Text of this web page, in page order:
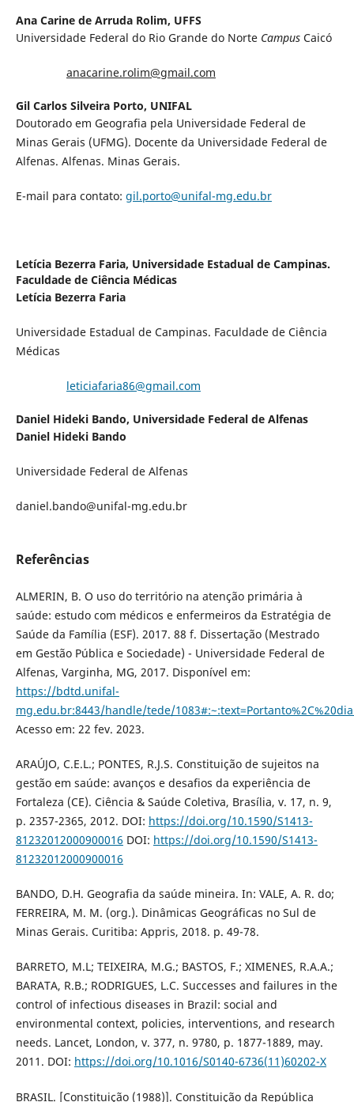
Ana Carine de Arruda Rolim, UFFS
Universidade Federal do Rio Grande do Norte CampusCaicó
anacarine.rolim@gmail.com
Gil Carlos Silveira Porto, UNIFAL
Doutorado em Geografia pela Universidade Federal de
Minas Gerais (UFMG). Docente da Universidade Federal de
Alfenas. Alfenas. Minas Gerais.
E-mail para contato: gil.porto@unifal-mg.edu.br
Letícia Bezerra Faria, Universidade Estadual de Campinas.
Faculdade de Ciência Médicas
Letícia Bezerra Faria
Universidade Estadual de Campinas. Faculdade de Ciência
Médicas
leticiafaria86@gmail.com
Daniel Hideki Bando, Universidade Federal de Alfenas
Daniel Hideki Bando
Universidade Federal de Alfenas
daniel.bando@unifal-mg.edu.br
Referências
ALMERIN, B. O uso do território na atenção primária à
saúde: estudo com médicos e enfermeiros da Estratégia de
Saúde da Família (ESF). 2017. 88 f. Dissertação (Mestrado
em Gestão Pública e Sociedade) - Universidade Federal de
Alfenas, Varginha, MG, 2017. Disponível em:
https://bdtd.unifal-
mg.edu.br:8443/handle/tede/
Acesso em: 22 fev. 2023.
ARAÚJO, C.E.L.; PONTES, R.J.S. Constituição de sujeitos na
gestão em saúde: avanços e desafios da experiência de
Fortaleza (CE). Ciência & Saúde Coletiva, Brasília, v. 17, n. 9,
p. 2357-2365, 2012. DOI: https://doi.org/10.1590/S1413-
81232012000900016 DOI: https://doi.org/10.1590/S1413-
81232012000900016
BANDO, D.H. Geografia da saúde mineira. In: VALE, A. R. do;
FERREIRA, M. M. (org.). Dinâmicas Geográficas no Sul de
Minas Gerais. Curitiba: Appris, 2018. p. 49-78.
BARRETO, M.L; TEIXEIRA, M.G.; BASTOS, F.; XIMENES, R.A.A.;
BARATA, R.B.; RODRIGUES, L.C. Successes and failures in the
control of infectious diseases in Brazil: social and
environmental context, policies, interventions, and research
needs. Lancet, London, v. 377, n. 9780, p. 1877-1889, may.
2011. DOI: https://doi.org/10.1016/S0140-6736(11)60202-X
BRASIL. [Constituição (1988)]. Constituição da República